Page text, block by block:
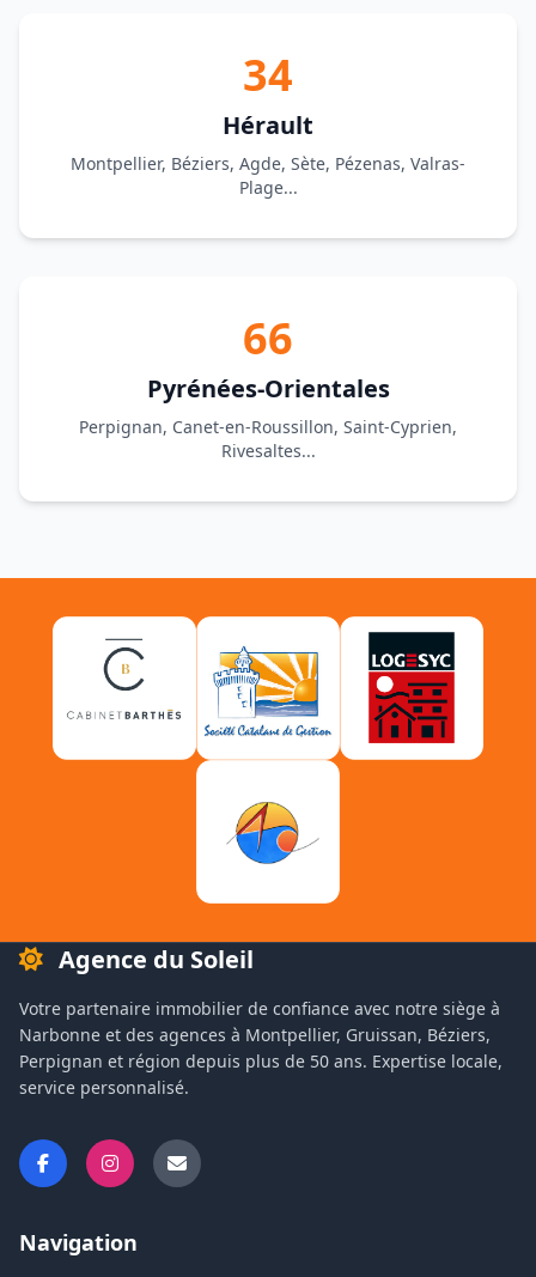
34
Hérault
Montpellier, Béziers, Agde, Sète, Pézenas, Valras-
Plage...
66
Pyrénées-Orientales
Perpignan, Canet-en-Roussillon, Saint-Cyprien,
Rivesaltes...
Agence du Soleil
Votre partenaire immobilier de confiance avec notre siège à
Narbonne et des agences à Montpellier, Gruissan, Béziers,
Perpignan et région depuis plus de 50 ans. Expertise locale,
service personnalisé.
Navigation